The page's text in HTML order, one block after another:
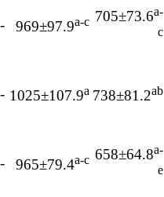
705±73.6a-
c
969±97.9a-c
-13
738±81.2ab
1025±107.9a
-15
658±64.8a-
e
965±79.4a-c
-18